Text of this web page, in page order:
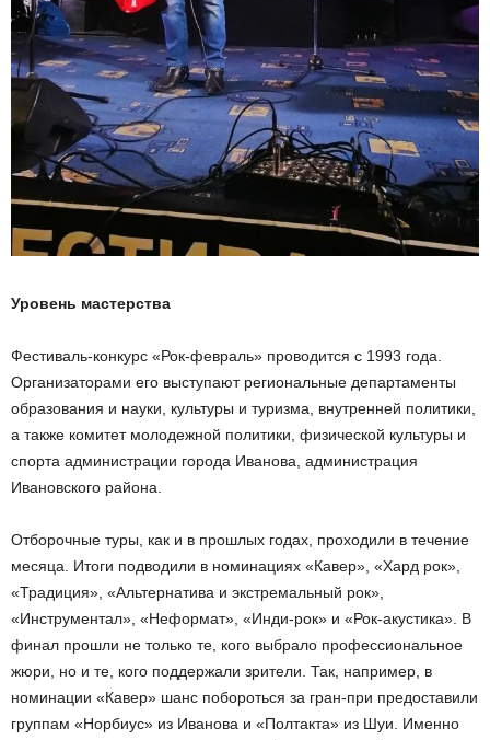
Уровень мастерства
Фестиваль-конкурс «Рок-февраль» проводится с 1993 года.
Организаторами его выступают региональные департаменты
образования и науки, культуры и туризма, внутренней политики,
а также комитет молодежной политики, физической культуры и
спорта администрации города Иванова, администрация
Ивановского района.
Отборочные туры, как и в прошлых годах, проходили в течение
месяца. Итоги подводили в номинациях «Кавер», «Хард рок»,
«Традиция», «Альтернатива и экстремальный рок»,
«Инструментал», «Неформат», «Инди-рок» и «Рок-акустика». В
финал прошли не только те, кого выбрало профессиональное
жюри, но и те, кого поддержали зрители. Так, например, в
номинации «Кавер» шанс побороться за гран-при предоставили
группам «Норбиус» из Иванова и «Полтакта» из Шуи. Именно